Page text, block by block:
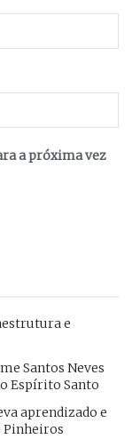
a próxima vez
e
Santos Neves
Espírito Santo
aprendizado e
Pinheiros